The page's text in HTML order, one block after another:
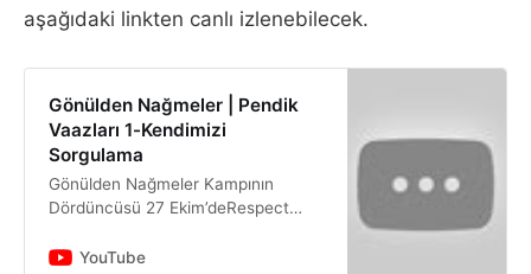
aşağıdaki linkten canlı izlenebilecek.
Gönülden Nağmeler | Pendik
Vaazları 1-Kendimizi
Sorgulama
Gönülden Nağmeler Kampının
Dördüncüsü 27 Ekim’deRespect
derneği Friends of Respect (FoR)
YouTube